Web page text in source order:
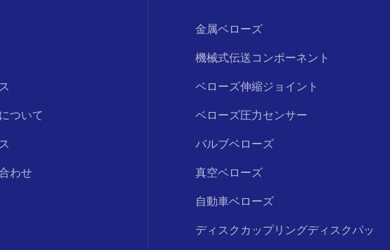
ついて
わせ
金属ベローズ
機械式伝送コンポーネント
ベローズ伸縮ジョイント
ベローズ圧力センサー
バルブベローズ
真空ベローズ
自動車ベローズ
ディスクカップリングディスクパッ